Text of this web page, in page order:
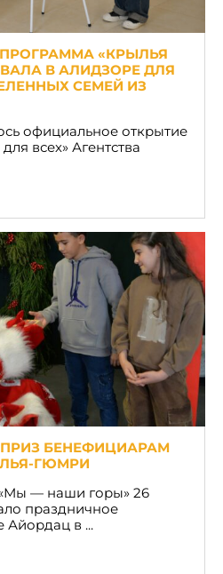
«КРЫЛЬЯ
В АЛИДЗОРЕ ДЛЯ
СЕМЕЙ ИЗ
официальное открытие
всех» Агентства
БЕНЕФИЦИАРАМ
ГЮМРИ
«Мы — наши горы» 26
праздничное
в ...